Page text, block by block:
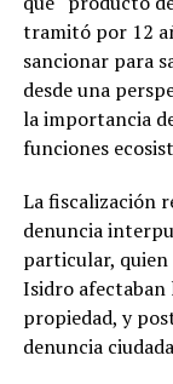
tramitó por 12
sancionar para
desde una
la importancia
funciones
La fiscalización
denuncia
particular, quien
Isidro afectaban
propiedad, y
denuncia